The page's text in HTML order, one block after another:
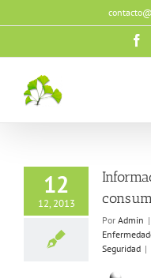
al
12
12, 2013
Por Admin |
Seguridad |